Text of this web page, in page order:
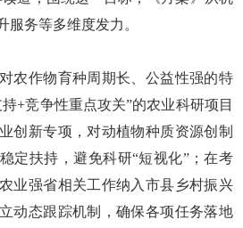
服务等多维度发力。
作物育种周期长、公益性强的特
+竞争性重点攻关”的农业科研项目
创新专项，对动植物种质资源创制
定扶持，避免科研“短视化”；在考
业强省相关工作纳入市县乡村振兴
动态跟踪机制，确保各项任务落地